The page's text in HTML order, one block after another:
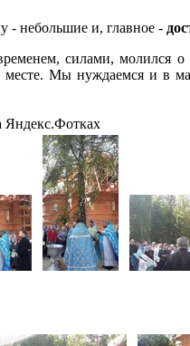
- небольшие и, главное -
силами, молился
Мы нуждаемся и в
Яндекс.Фотках